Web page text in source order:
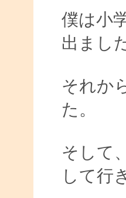
僕は小
出まし
それか
た。
そして
して行